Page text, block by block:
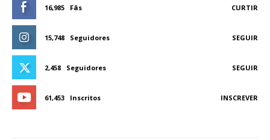
16,985 Fãs CURTIR
15,748 Seguidores SEGUIR
2,458 Seguidores SEGUIR
61,453 Inscritos INSCREVER